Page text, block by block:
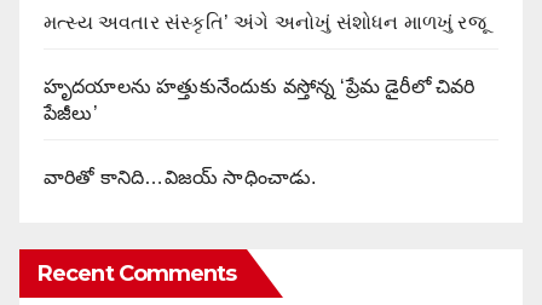
મત્સ્ય અવતાર સંસ્કૃતિ’ અંગે અનોખું સંશોધન માળખું રજૂ
హృదయాలను హత్తుకునేందుకు వస్తోన్న ‘ప్రేమ డైరీలో చివరి
పేజీలు’
వారితో కానిది…విజయ్ సాధించాడు.
Recent Comments